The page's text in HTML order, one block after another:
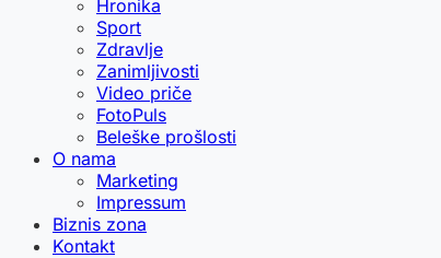
Hronika
Sport
Zdravlje
Zanimljivosti
Video priče
FotoPuls
Beleške prošlosti
O nama
Marketing
Impressum
Biznis zona
Kontakt